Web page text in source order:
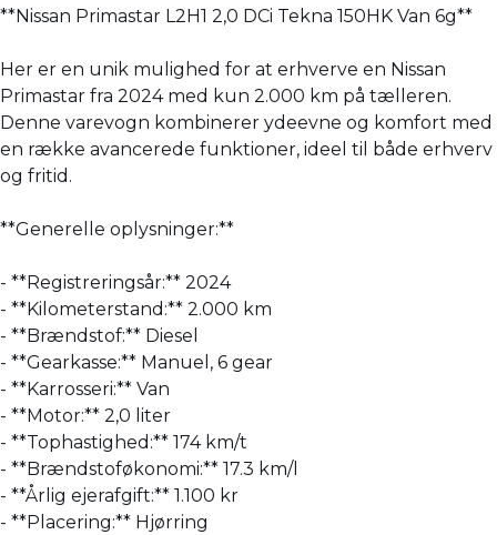
**Nissan Primastar L2H1 2,0 DCi Tekna 150HK Van 6g**
Her er en unik mulighed for at erhverve en Nissan
Primastar fra 2024 med kun 2.000 km på tælleren.
Denne varevogn kombinerer ydeevne og komfort med
en række avancerede funktioner, ideel til både erhverv
og fritid.
**Generelle oplysninger:**
- **Registreringsår:** 2024
- **Kilometerstand:** 2.000 km
- **Brændstof:** Diesel
- **Gearkasse:** Manuel, 6 gear
- **Karrosseri:** Van
- **Motor:** 2,0 liter
- **Tophastighed:** 174 km/t
- **Brændstoføkonomi:** 17.3 km/l
- **Årlig ejerafgift:** 1.100 kr
- **Placering:** Hjørring